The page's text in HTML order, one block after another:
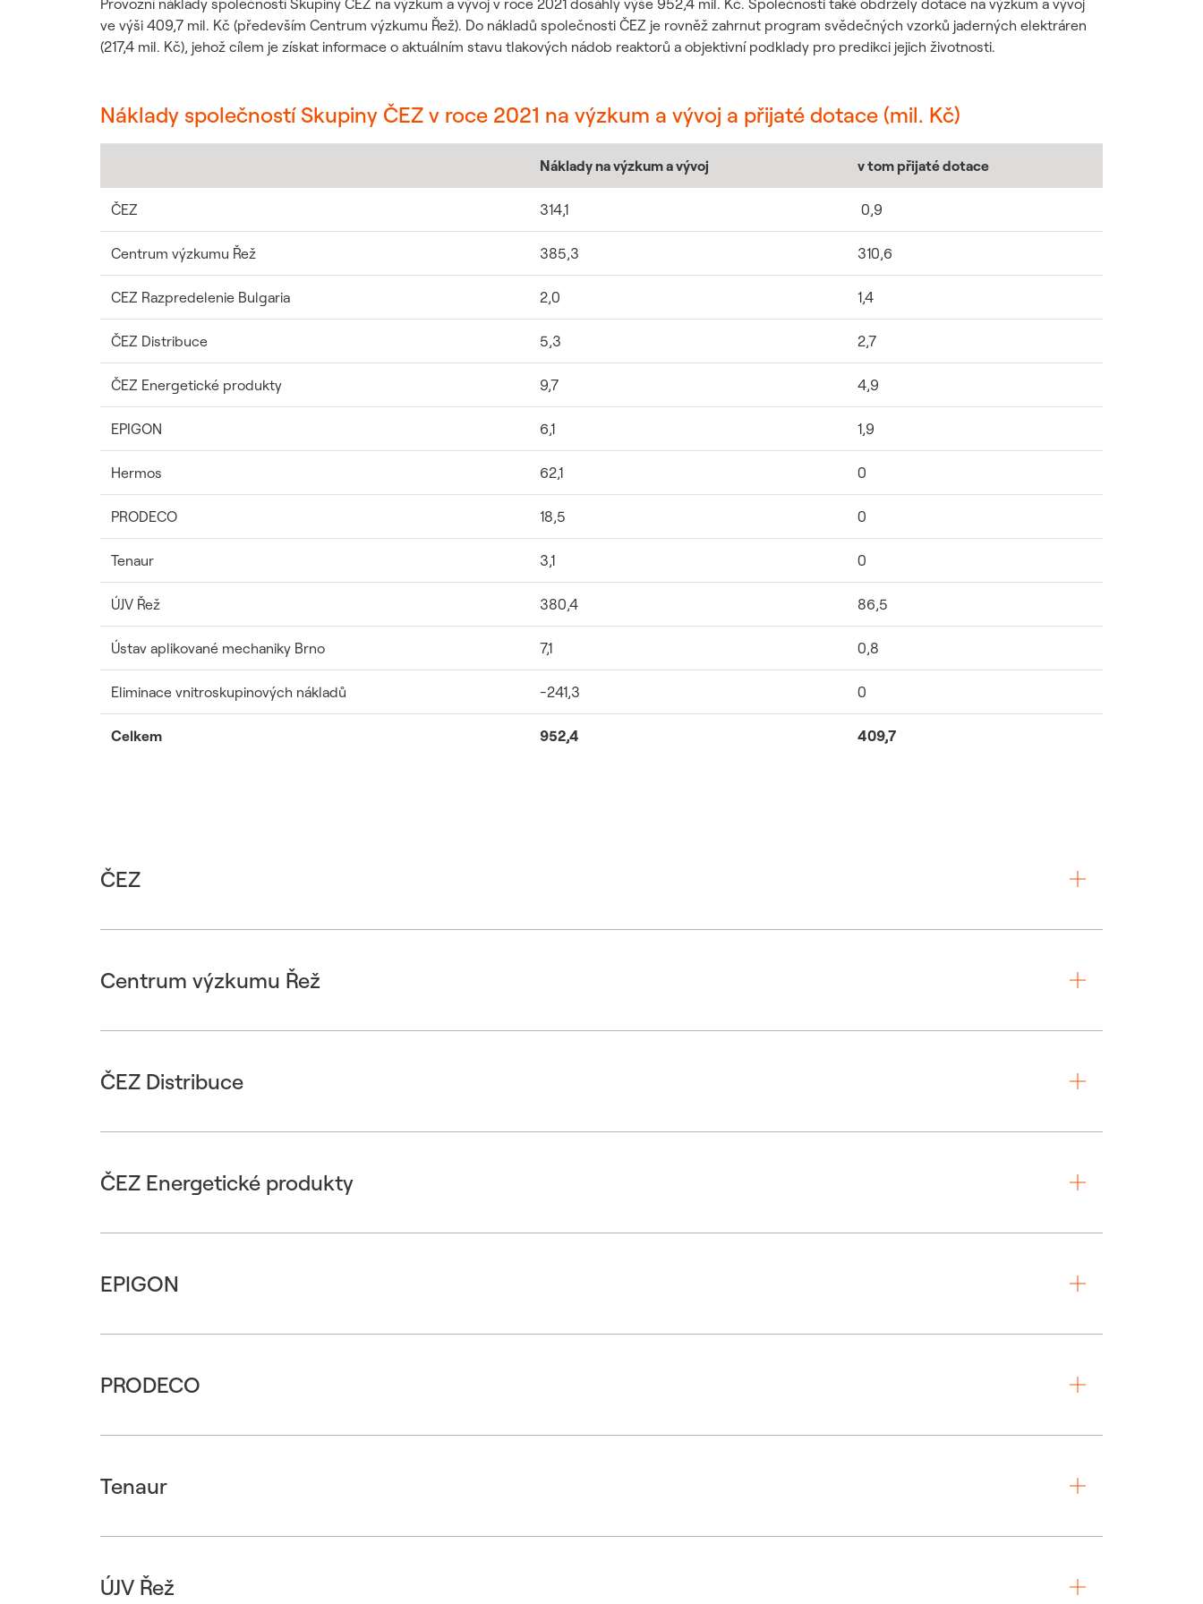
Udržitelný dodavatelský
řetězec / ESG dotazník
Provozní náklady společností Skupiny ČEZ na výzkum a vývoj v roce 2021 dosáhly výše 952,4 mil. Kč. Společnosti také obdržely dotace na výzkum a vývoj
ve výši 409,7 mil. Kč (především Centrum výzkumu Řež). Do nákladů společnosti ČEZ je rovněž zahrnut program svědečných vzorků jaderných elektráren
(217,4 mil. Kč), jehož cílem je získat informace o aktuálním stavu tlakových nádob reaktorů a objektivní podklady pro predikci jejich životnosti.
Náklady společností Skupiny ČEZ v roce 2021 na výzkum a vývoj a přijaté dotace (mil. Kč)
Náklady na výzkum a vývoj v tom přijaté dotace
ČEZ 314,1 0,9
Centrum výzkumu Řež 385,3 310,6
CEZ Razpredelenie Bulgaria 2,0 1,4
ČEZ Distribuce 5,3 2,7
ČEZ Energetické produkty 9,7 4,9
EPIGON 6,1 1,9
Hermos 62,1 0
PRODECO 18,5 0
Tenaur 3,1 0
ÚJV Řež 380,4 86,5
Ústav aplikované mechaniky Brno 7,1 0,8
Eliminace vnitroskupinových nákladů -241,3 0
Celkem 952,4 409,7
ČEZ
Centrum výzkumu Řež
ČEZ Distribuce
ČEZ Energetické produkty
EPIGON
PRODECO
Tenaur
ÚJV Řež